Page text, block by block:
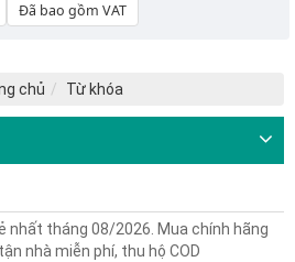
Đã bao gồm VAT
chủ Từ khóa
nhất tháng 08/2026. Mua chính hãng
nhà miễn phí, thu hộ COD